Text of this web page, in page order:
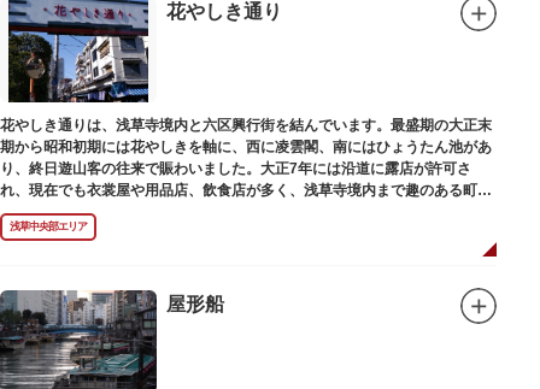
花やしき通り
花やしき通りは、浅草寺境内と六区興行街を結んでいます。最盛期の大正末
期から昭和初期には花やしきを軸に、西に凌雲閣、南にはひょうたん池があ
り、終日遊山客の往来で賑わいました。大正7年には沿道に露店が許可さ
れ、現在でも衣裳屋や用品店、飲食店が多く、浅草寺境内まで趣のある町並
みが続いています。
浅草中央部エリア
屋形船